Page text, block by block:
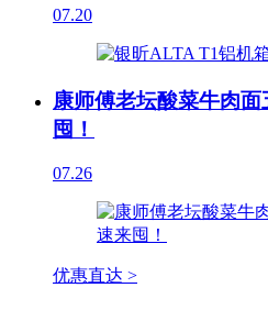
07.20
康师傅老坛酸菜牛肉
囤！
07.26
优惠直达 >